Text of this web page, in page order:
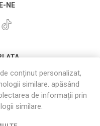
NE
conținut personalizat,
similare. apăsând
de informații prin
similare.